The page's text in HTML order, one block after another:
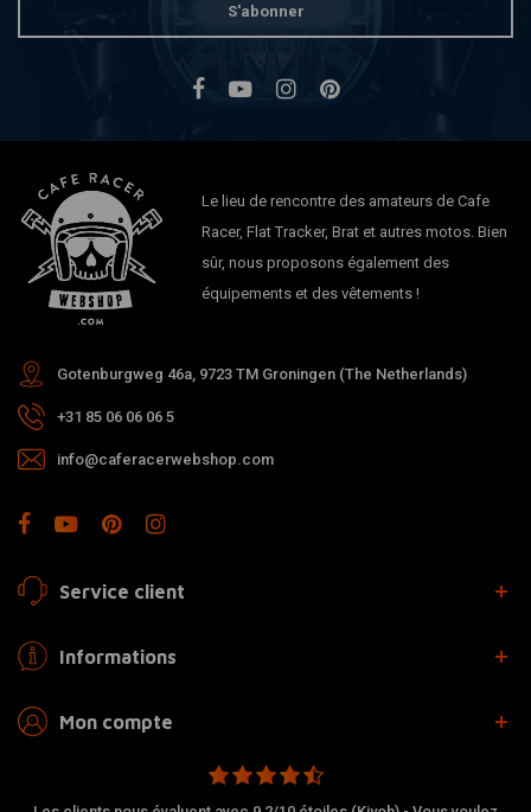
S'abonner
Le lieu de rencontre des amateurs de Cafe
Racer, Flat Tracker, Brat et autres motos. Bien
sûr, nous proposons également des
équipements et des vêtements !
Gotenburgweg 46a, 9723 TM Groningen (The Netherlands)
+31 85 06 06 06 5
info@caferacerwebshop.com
Service client
Informations
Mon compte